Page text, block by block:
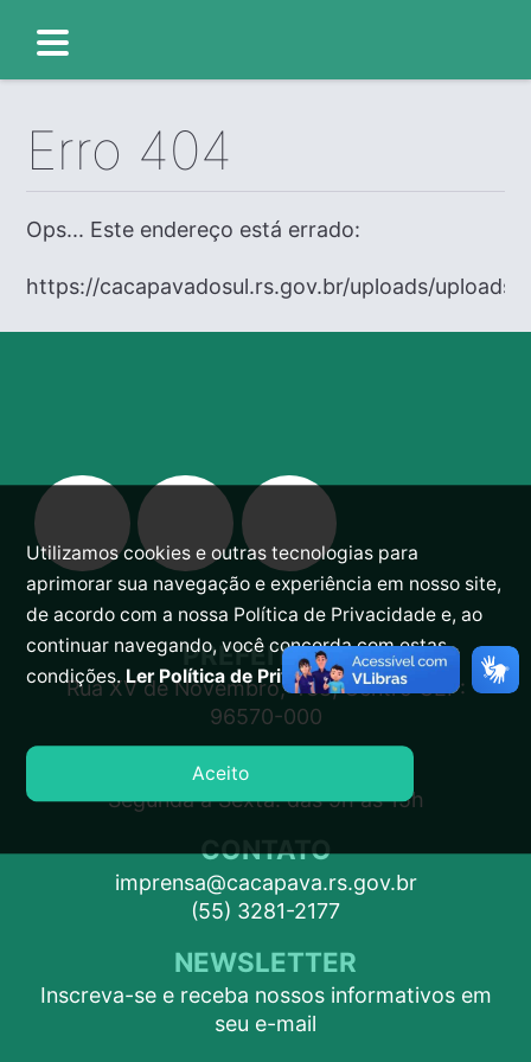
Erro 404
Ops... Este endereço está errado:
https://cacapavadosul.rs.gov.br/uploads/
PREFEITURA
Rua XV de Novembro, 438, Centro CEP:
96570-000
ATENDIMENTO
Segunda a Sexta: das 9h às 15h
CONTATO
imprensa@cacapava.rs.gov.br
(55) 3281-2177
NEWSLETTER
Inscreva-se e receba nossos informativos em
seu e-mail
Utilizamos cookies e outras tecnologias para
aprimorar sua navegação e experiência em nosso site,
de acordo com a nossa Política de Privacidade e, ao
continuar navegando, você concorda com estas
condições.Ler Política de Privacidade.
Aceito